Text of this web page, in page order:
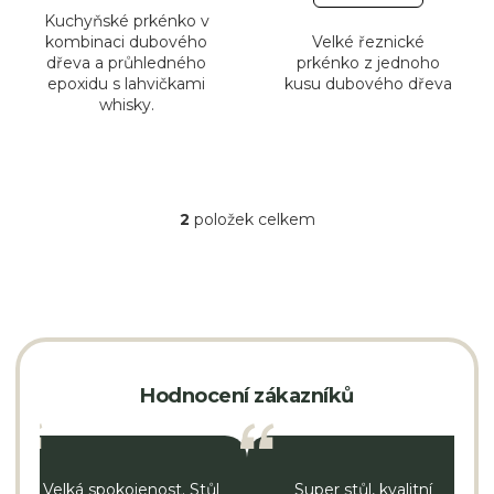
Kuchyňské prkénko v
kombinaci dubového
dřeva a průhledného
epoxidu s lahvičkami
whisky.
Velké řeznické
prkénko z jednoho
kusu dubového dřeva
O
c
r
k
y
2 položek celkem
Hodnocení zákazníků
Velká spokojenost. Stůl
Super stůl, kvalitní